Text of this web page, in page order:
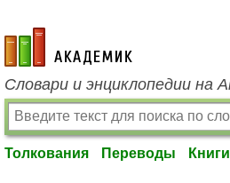
academic.ru
Словари и энциклопедии на
Толкования Переводы Книги